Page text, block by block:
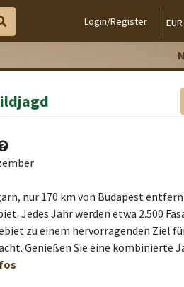
Login/Register EUR
nur 170 km von Budapest
Jedes Jahr werden etwa 2.500
zu einem hervorragenden Ziel
Genießen Sie eine kombinierte